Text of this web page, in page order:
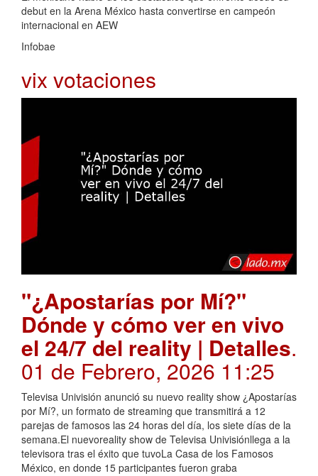
debut en la Arena México hasta convertirse en campeón
internacional en AEW
Infobae
vix votaciones
"¿Apostarías por Mí?"
Dónde y cómo ver en vivo
el 24/7 del reality | Detalles.
01 de Febrero, 2026 11:25
Televisa Univisión anunció su nuevo reality show ¿Apostarías
por Mí?, un formato de streaming que transmitirá a 12
parejas de famosos las 24 horas del día, los siete días de la
semana.El nuevoreality show de Televisa Univisiónllega a la
televisora tras el éxito que tuvoLa Casa de los Famosos
México, en donde 15 participantes fueron graba